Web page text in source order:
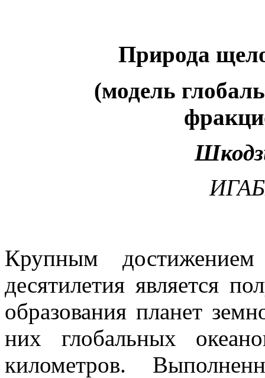
Природа
(модель
Крупным
десятилетия является
образования планет
них глобальных
километров.